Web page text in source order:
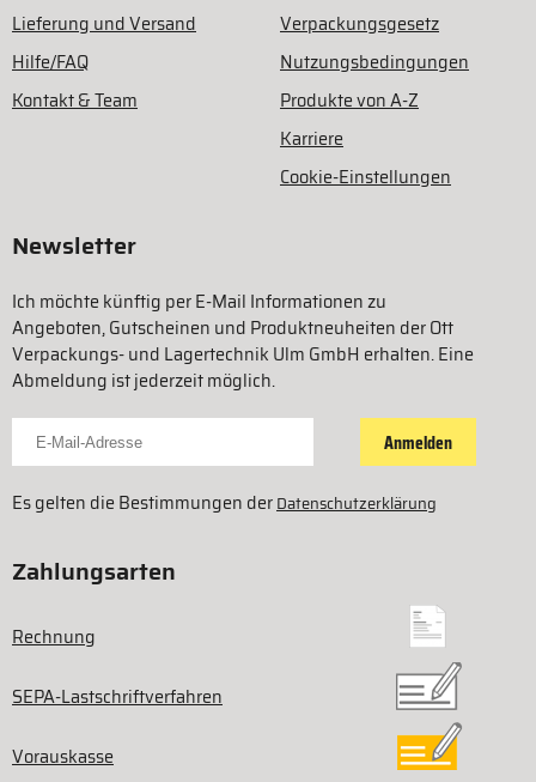
Lieferung und Versand
Hilfe/FAQ
Kontakt & Team
Verpackungsgesetz
Nutzungsbedingungen
Produkte von A-Z
Karriere
Cookie-Einstellungen
Newsletter
Ich möchte künftig per E-Mail Informationen zu
Angeboten, Gutscheinen und Produktneuheiten der Ott
Verpackungs- und Lagertechnik Ulm GmbH erhalten. Eine
Abmeldung ist jederzeit möglich.
Für Newsletter anmelden
Anmelden
Es gelten die Bestimmungen derDatenschutzerklärung
Zahlungsarten
Rechnung
SEPA-Lastschriftverfahren
Vorauskasse